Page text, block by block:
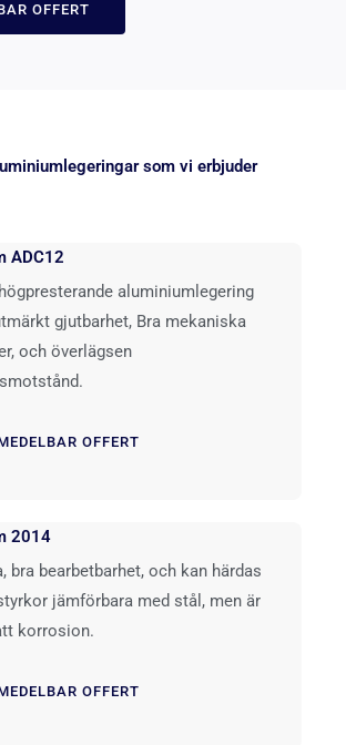
OFFERT
som vi erbjuder
ADC12
aluminiumlegering
gjutbarhet, Bra mekaniska
och överlägsen
OFFERT
2014
bra bearbetbarhet, och kan härdas
jämförbara med stål, men är
korrosion.
OFFERT